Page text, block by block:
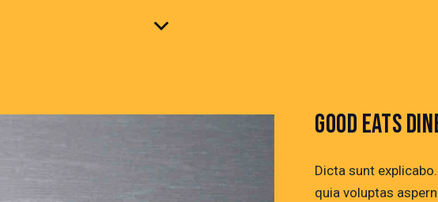
GOOD EATS
Dicta sunt
quia voluptas